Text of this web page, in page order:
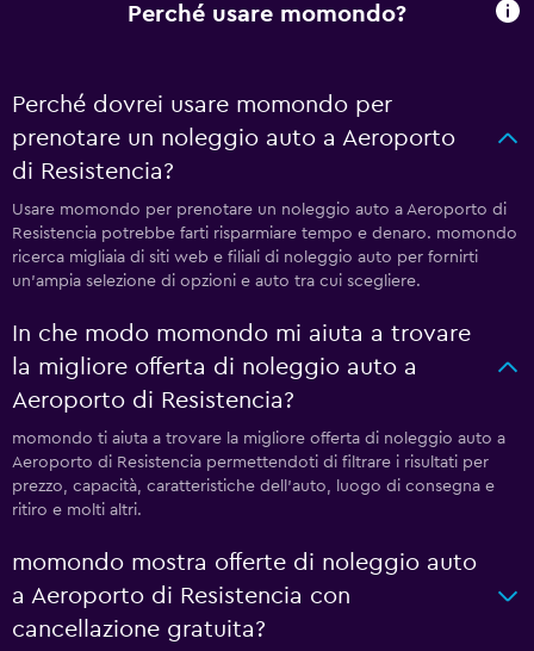
Perché usare momondo?
Perché dovrei usare momondo per
prenotare un noleggio auto a Aeroporto
di Resistencia?
Usare momondo per prenotare un noleggio auto a Aeroporto di
Resistencia potrebbe farti risparmiare tempo e denaro. momondo
ricerca migliaia di siti web e filiali di noleggio auto per fornirti
un'ampia selezione di opzioni e auto tra cui scegliere.
In che modo momondo mi aiuta a trovare
la migliore offerta di noleggio auto a
Aeroporto di Resistencia?
momondo ti aiuta a trovare la migliore offerta di noleggio auto a
Aeroporto di Resistencia permettendoti di filtrare i risultati per
prezzo, capacità, caratteristiche dell'auto, luogo di consegna e
ritiro e molti altri.
momondo mostra offerte di noleggio auto
a Aeroporto di Resistencia con
cancellazione gratuita?